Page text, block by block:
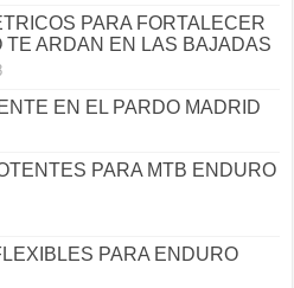
PARA FORTALECER
ARDAN EN LAS BAJADAS
EN EL PARDO MADRID
PARA MTB ENDURO
PARA ENDURO